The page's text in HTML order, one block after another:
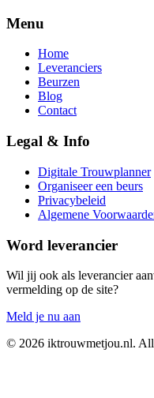
Menu
Home
Leveranciers
Beurzen
Blog
Contact
Legal & Info
Digitale Trouwplanner
Organiseer een beurs
Privacybeleid
Algemene
Word leverancier
Wil jij ook als leverancier
vermelding op de site?
Meld je nu aan
© 2026 iktrouwmetjou.nl. All